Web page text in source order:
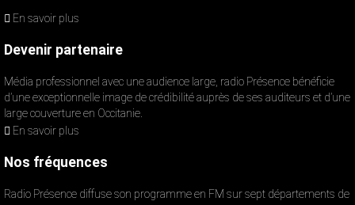
En savoir plus
Devenir partenaire
Média professionnel avec une audience large, radio Présence bénéficie
d’une exceptionnelle image de crédibilité auprès de ses auditeurs et d’une
large couverture en Occitanie.
En savoir plus
Nos fréquences
Radio Présence diffuse son programme en FM sur sept départements de